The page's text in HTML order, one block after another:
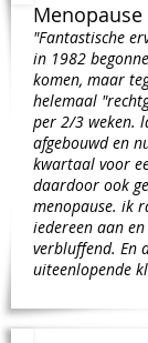
Menopause
"Fantastische
in 1982
komen, maar
helemaal
per 2/3 weken.
afgebouwd en
kwartaal voor
daardoor ook
menopause. ik
iedereen aan
verbluffend. En
uiteenlopende